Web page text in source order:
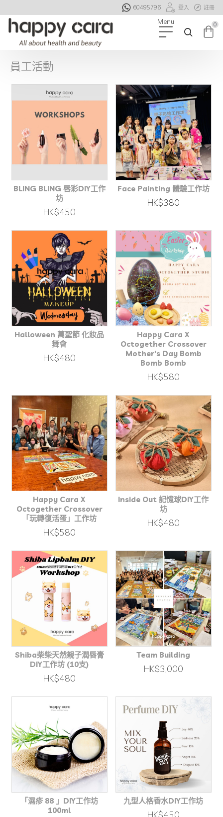
60495796 登入 註冊
0
員工活動
BLING BLING 唇彩DIY工作
坊
HK$450
Face Painting 體驗工作坊
HK$380
Halloween 萬聖節 化妝品
舞會
HK$480
Happy Cara X
Octogether Crossover
Mother's Day Bomb
Bomb Bomb
HK$580
Happy Cara X
Octogether Crossover
「玩轉復活蛋」工作坊
HK$580
Inside Out 記憶球DIY工作
坊
HK$480
Shiba柴柴天然親子潤唇膏
DIY工作坊 (10支)
HK$480
Team Building
HK$3,000
「濕疹 88 」DIY工作坊
100ml
九型人格香水DIY工作坊